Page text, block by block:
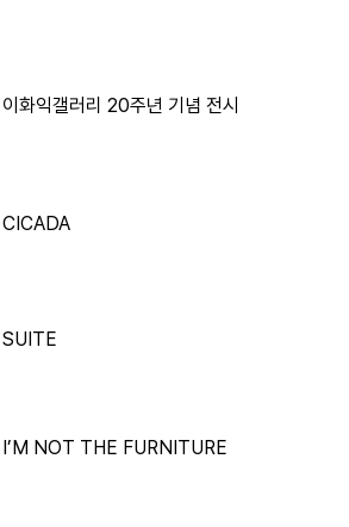
이화익갤러리 20주년 기념 전시
CICADA
SUITE
I’M NOT THE FURNITURE